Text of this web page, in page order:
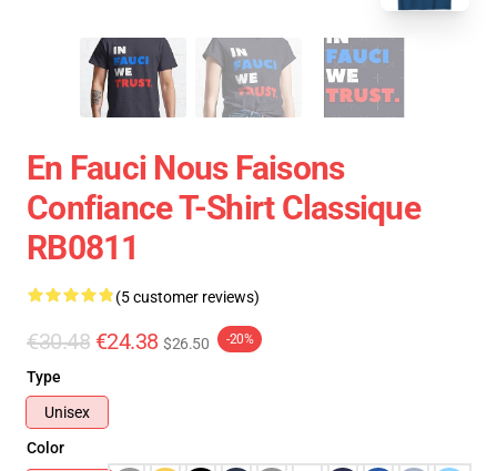
En Fauci Nous Faisons
Confiance T-Shirt Classique
RB0811
(5 customer reviews)
€30.48 €24.38 $26.50 -20%
Type
Unisex
Color